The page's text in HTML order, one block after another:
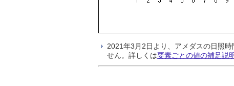
2021年3月2日より、アメダスの日照
せん。詳しくは要素ごとの値の補足説